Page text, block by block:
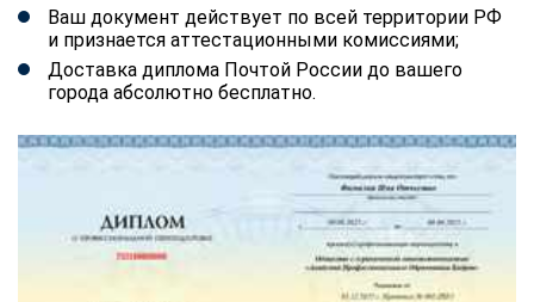
Ваш документ действует по всей территории РФ
и признается аттестационными комиссиями;
Доставка диплома Почтой России до вашего
города абсолютно бесплатно.